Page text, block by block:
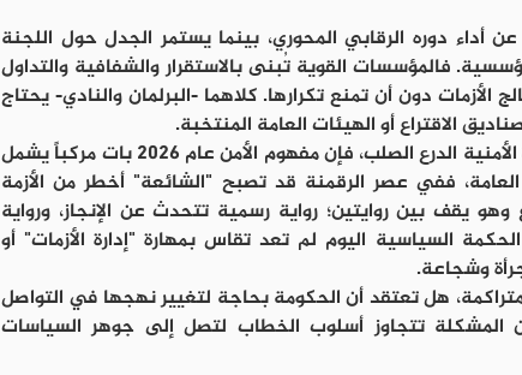
أداء دوره الرقابي المحوري، بينما يستمر الجدل حول اللجنة
فالمؤسسات القوية تُبنى بالاستقرار والشفافية والتداول
الأزمات دون أن تمنع تكرارها. كلاهما -البرلمان والنادي- يحتاج
الاقتراع أو الهيئات العامة المنتخبة.
ختاماً، بينما تظل القوات المسلحة والأجهزة الأمنية الدرع الصلب، فإن مفهوم الأمن عام 2026 بات مركباً يشمل
العامة، ففي عصر الرقمنة قد تصبح "الشائعة" أخطر من الأزمة
وهو يقف بين روايتين؛ رواية رسمية تتحدث عن الإنجاز، ورواية
السياسية اليوم لم تعد تقاس بمهارة "إدارة الأزمات" أو
وشجاعة.
هل تعتقد أن الحكومة بحاجة لتغيير نهجها في التواصل
المشكلة تتجاوز أسلوب الخطاب لتصل إلى جوهر السياسات